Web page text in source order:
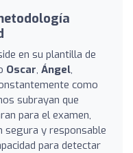
en su plantilla de
Oscar, Ángel,
como
subrayan que
para el examen,
segura y responsable
para detectar